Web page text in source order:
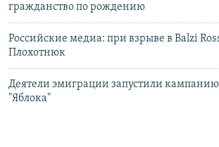
гражданство по рождению
Российские медиа: при взрыве в Balzi
Плохотнюк
Деятели эмиграции запустили
"Яблока"